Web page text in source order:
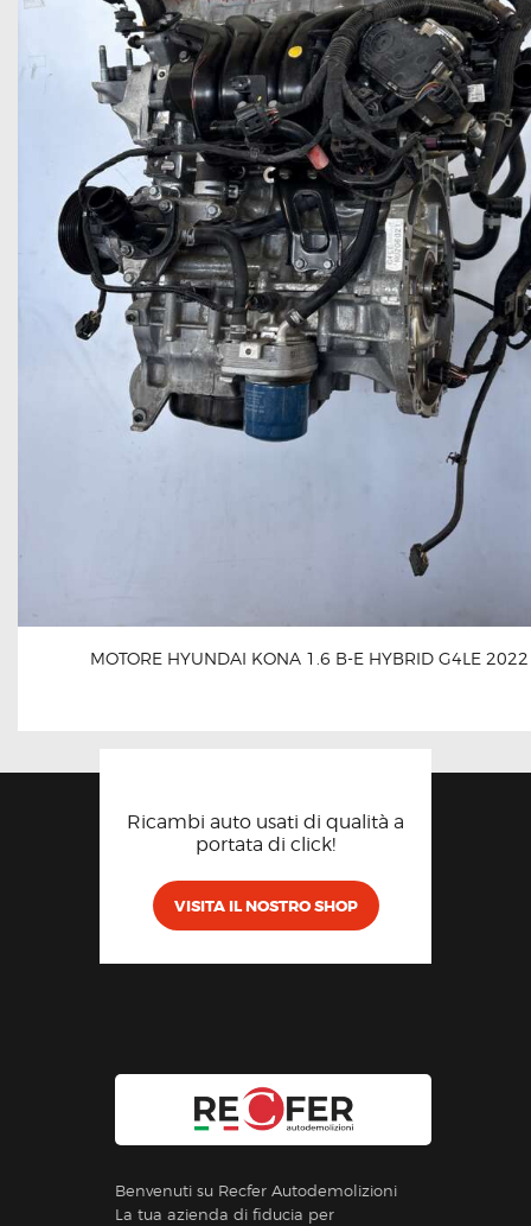
MOTORE HYUNDAI KONA 1.6 B-E HYBRID G4LE
Ricambi auto usati di qualità a
portata di click!
VISITA IL NOSTRO SHOP
Benvenuti su Recfer Autodemolizioni
La tua azienda di fiducia per